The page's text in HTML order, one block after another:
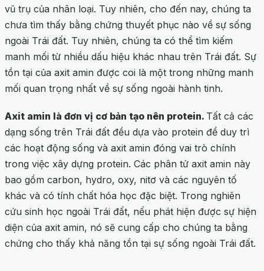
vũ trụ của nhân loại. Tuy nhiên, cho đến nay, chúng ta
chưa tìm thấy bằng chứng thuyết phục nào về sự sống
ngoài Trái đất. Tuy nhiên, chúng ta có thể tìm kiếm
manh mối từ nhiều dấu hiệu khác nhau trên Trái đất. Sự
tồn tại của axit amin được coi là một trong những manh
mối quan trọng nhất về sự sống ngoài hành tinh.
Axit amin là đơn vị cơ bản tạo nên protein. Tất cả các
dạng sống trên Trái đất đều dựa vào protein để duy trì
các hoạt động sống và axit amin đóng vai trò chính
trong việc xây dựng protein. Các phân tử axit amin này
bao gồm carbon, hydro, oxy, nitơ và các nguyên tố
khác và có tính chất hóa học đặc biệt. Trong nghiên
cứu sinh học ngoài Trái đất, nếu phát hiện được sự hiện
diện của axit amin, nó sẽ cung cấp cho chúng ta bằng
chứng cho thấy khả năng tồn tại sự sống ngoài Trái đất.